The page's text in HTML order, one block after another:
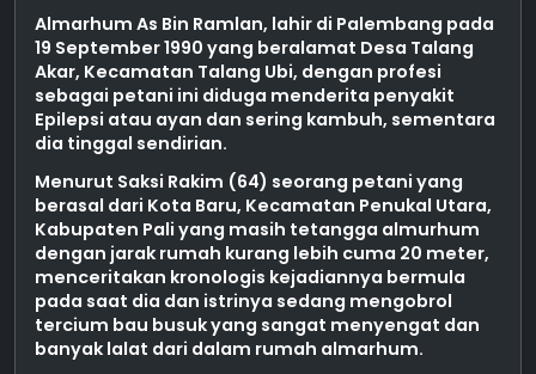
Almarhum As Bin Ramlan, lahir di Palembang pada
19 September 1990 yang beralamat Desa Talang
Akar, Kecamatan Talang Ubi, dengan profesi
sebagai petani ini diduga menderita penyakit
Epilepsi atau ayan dan sering kambuh, sementara
dia tinggal sendirian.
Menurut Saksi Rakim (64) seorang petani yang
berasal dari Kota Baru, Kecamatan Penukal Utara,
Kabupaten Pali yang masih tetangga almurhum
dengan jarak rumah kurang lebih cuma 20 meter,
menceritakan kronologis kejadiannya bermula
pada saat dia dan istrinya sedang mengobrol
tercium bau busuk yang sangat menyengat dan
banyak lalat dari dalam rumah almarhum.